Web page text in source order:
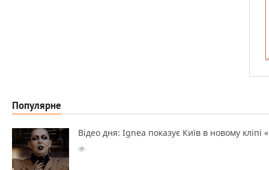
Популярне
Відео дня: Ignea показує Київ в новому кліпі